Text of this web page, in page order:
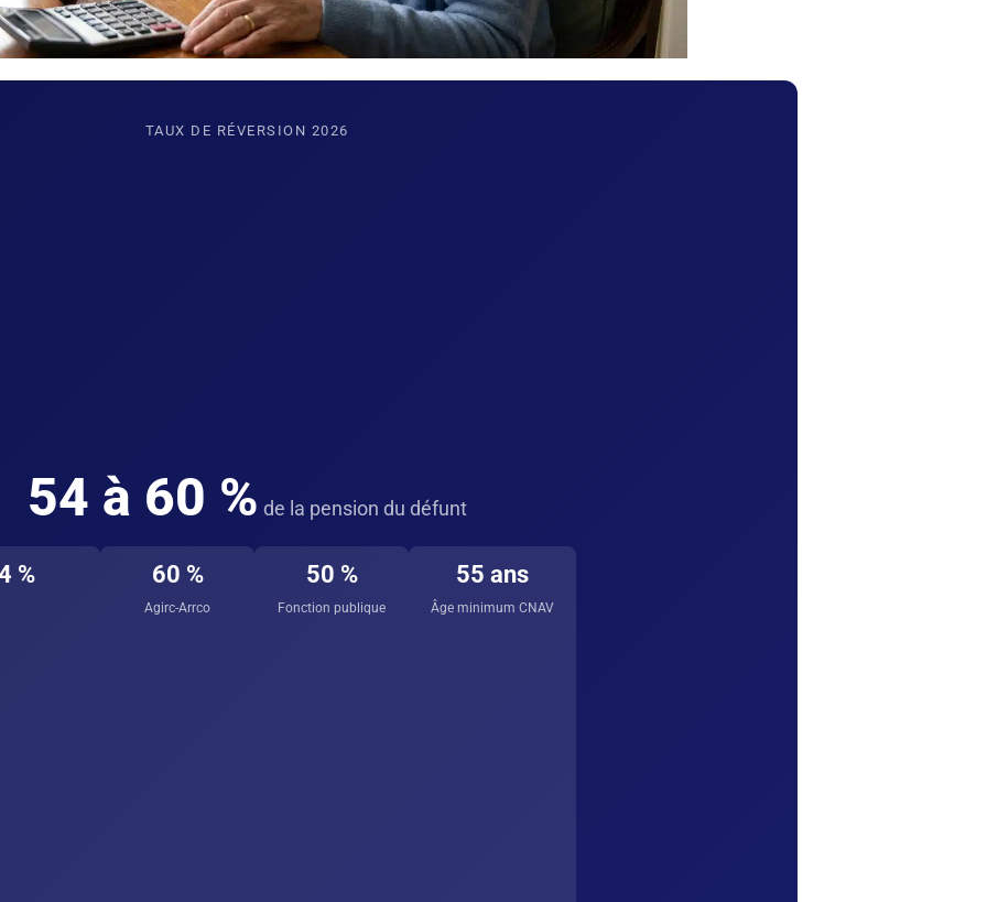
TAUX DE RÉVERSION 2026
54 à 60 % de la pension du défunt
% 60 %
Agirc-Arrco
50 %
Fonction publique
55 ans
Âge minimum CNAV